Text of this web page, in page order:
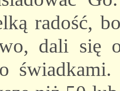
radość,
dali się
świadkami.